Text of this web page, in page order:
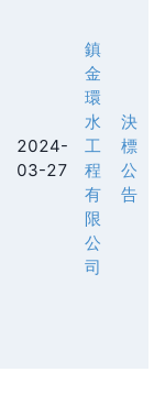
2024-
03-27
鎮
金
環
水
工
程
有
限
公
司
決
標
公
告